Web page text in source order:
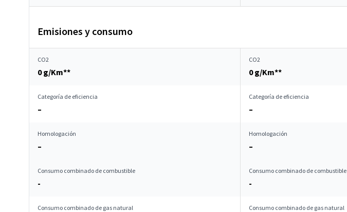
Emisiones y consumo
CO2
0 g/Km**
CO2
0 g/Km**
Categoría de eficiencia
–
Categoría de eficiencia
–
Homologación
–
Homologación
–
Consumo combinado de combustible
-
Consumo combinado de combustible
-
Consumo combinado de gas natural Consumo combinado de gas natural